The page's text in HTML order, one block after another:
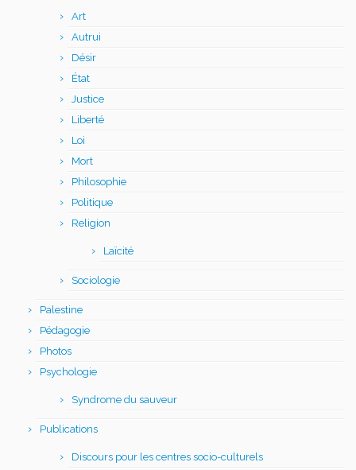
Art
Autrui
Désir
État
Justice
Liberté
Loi
Mort
Philosophie
Politique
Religion
Laïcité
Sociologie
Palestine
Pédagogie
Photos
Psychologie
Syndrome du sauveur
Publications
Discours pour les centres socio-culturels